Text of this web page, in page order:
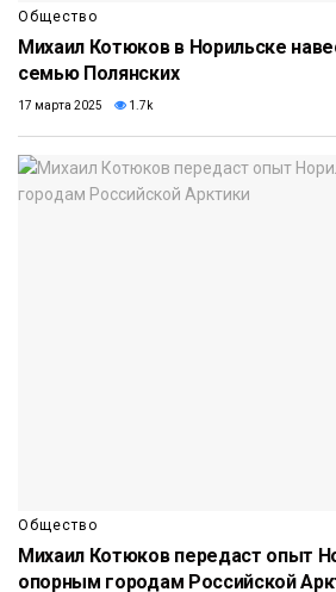
Общество
Михаил Котюков в Норильске
семью Полянских
17 марта 2025 1.7k
Общество
Михаил Котюков передаст опыт
опорным городам Российской